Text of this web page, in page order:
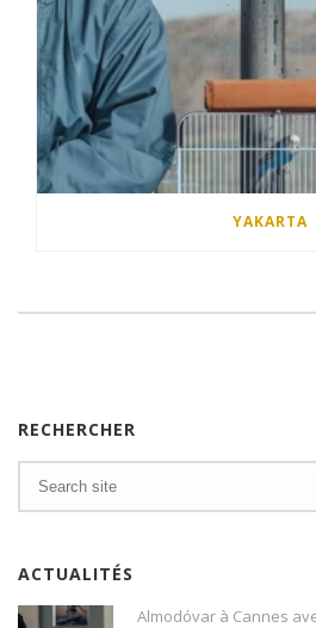
YAKARTA
RECHERCHER
ACTUALITÉS
Almodóvar à Cannes